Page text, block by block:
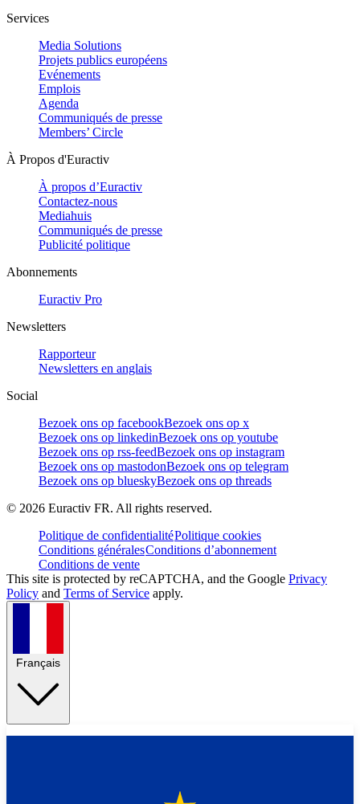
Services
Media Solutions
Projets publics européens
Evénements
Emplois
Agenda
Communiqués de presse
Members’ Circle
À Propos d'Euractiv
À propos d’Euractiv
Contactez-nous
Mediahuis
Communiqués de presse
Publicité politique
Abonnements
Euractiv Pro
Newsletters
Rapporteur
Newsletters en anglais
Social
Bezoek ons op facebookBezoek ons op x
Bezoek ons op linkedinBezoek ons op youtube
Bezoek ons op rss-feedBezoek ons op instagram
Bezoek ons op mastodonBezoek ons op telegram
Bezoek ons op blueskyBezoek ons op threads
© 2026 Euractiv FR. All rights reserved.
Politique de confidentialitéPolitique cookies
Conditions généralesConditions d’abonnement
Conditions de vente
This site is protected by reCAPTCHA, and the Google Privacy
Policy and Terms of Service apply.
Français